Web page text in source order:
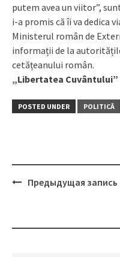
putem avea un viitor”,
i-a promis că îi va dedica
Ministerul român de
informații de la
cetățeanului român.
„Libertatea Cuvântului”
POSTED UNDER POLITICĂ
Предыдущая запись